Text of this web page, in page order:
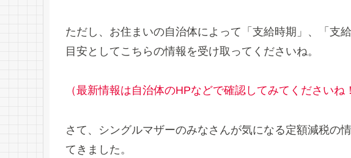
ただし、お住まいの自治体によって「支給時期」、「支
目安としてこちらの情報を受け取ってくださいね。
（最新情報は自治体のHPなどで確認してみてくださいね
さて、シングルマザーのみなさんが気になる定額減税の
てきました。